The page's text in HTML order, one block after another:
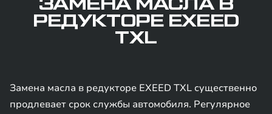
ЗАМЕНА МАСЛА В
РЕДУКТОРЕ EXEED
TXL
Замена масла в редукторе EXEED TXL существенно
продлевает срок службы автомобиля. Регулярное